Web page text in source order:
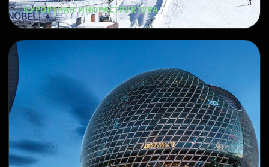
КУРОРТНАЯ ИНФРАСТРУКТУРА